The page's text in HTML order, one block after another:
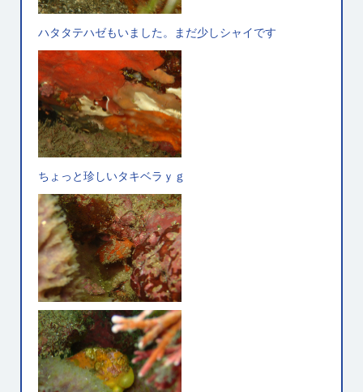
ハタタテハゼもいました。まだ少しシャイです
ちょっと珍しいタキベラｙｇ